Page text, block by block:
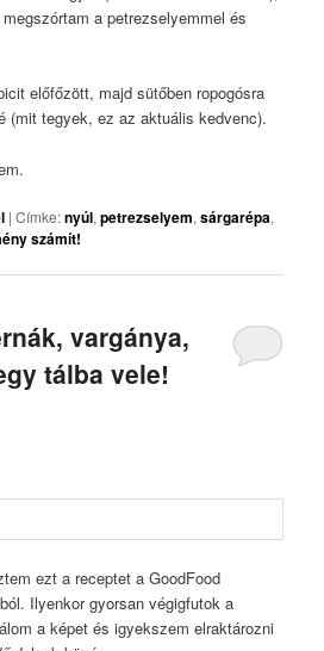
a petrezselyemmel és
előfőzött, majd sütőben ropogósra
(mit tegyek, ez az aktuális kedvenc).
|Címke:nyúl,petrezselyem,sárgarépa,
számít!
vargánya,
tálba vele!
ezt a receptet a GoodFood
Ilyenkor gyorsan végigfutok a
a képet és igyekszem elraktározni